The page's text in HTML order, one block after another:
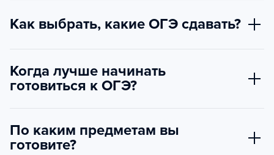
Как выбрать, какие ОГЭ сдавать?
Когда лучше начинать
готовиться к ОГЭ?
По каким предметам вы
готовите?